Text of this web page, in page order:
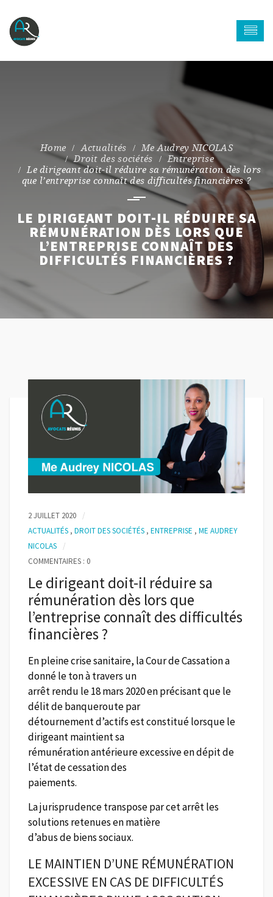
Actualités
Me Audrey NICOLAS
Droit des sociétés
Entreprise
Le dirigeant doit-il réduire sa rémunération dès lors
que l’entreprise connaît des difficultés financières ?
LE DIRIGEANT DOIT-IL RÉDUIRE SA
RÉMUNÉRATION DÈS LORS QUE
L’ENTREPRISE CONNAÎT DES
DIFFICULTÉS FINANCIÈRES ?
2 JUILLET 2020
ACTUALITÉS , DROIT DES SOCIÉTÉS , ENTREPRISE , ME AUDREY
NICOLAS
COMMENTAIRES : 0
Le dirigeant doit-il réduire sa
rémunération dès lors que
l’entreprise connaît des difficultés
financières ?
En pleine crise sanitaire, la Cour de Cassation a
donné le ton à travers un
arrêt rendu le 18 mars 2020 en précisant que le
délit de banqueroute par
détournement d’actifs est constitué lorsque le
dirigeant maintient sa
rémunération antérieure excessive en dépit de
l’état de cessation des
paiements.
La jurisprudence transpose par cet arrêt les
solutions retenues en matière
d’abus de biens sociaux.
LE MAINTIEN D’UNE RÉMUNÉRATION
EXCESSIVE EN CAS DE DIFFICULTÉS